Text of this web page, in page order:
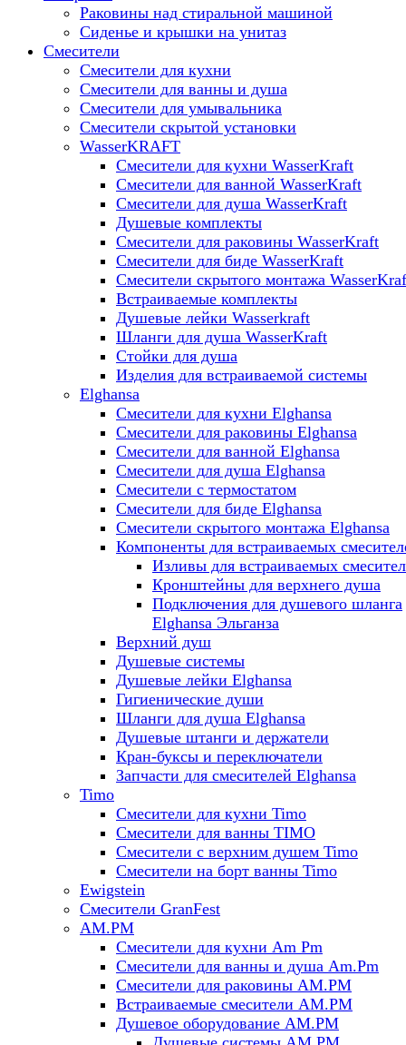
Раковины над стиральной машиной
Сиденье и крышки на унитаз
Смесители
Смесители для кухни
Смесители для ванны и душа
Смесители для умывальника
Смесители скрытой установки
WasserKRAFT
Смесители для кухни WasserKraft
Смесители для ванной WasserKraft
Смесители для душа WasserKraft
Душевые комплекты
Смесители для раковины WasserKraft
Смесители для биде WasserKraft
Смесители скрытого монтажа
Встраиваемые комплекты
Душевые лейки Wasserkraft
Шланги для душа WasserKraft
Стойки для душа
Изделия для встраиваемой системы
Elghansa
Смесители для кухни Elghansa
Смесители для раковины Elghansa
Смесители для ванной Elghansa
Смесители для душа Elghansa
Смесители с термостатом
Смесители для биде Elghansa
Смесители скрытого монтажа Elghansa
Компоненты для встраиваемых
Изливы для встраиваемых
Кронштейны для верхнего душа
Подключения для душевого шланга
Elghansa Эльганза
Верхний душ
Душевые системы
Душевые лейки Elghansa
Гигиенические души
Шланги для душа Elghansa
Душевые штанги и держатели
Кран-буксы и переключатели
Запчасти для смесителей Elghansa
Timo
Смесители для кухни Timo
Смесители для ванны TIMO
Смесители с верхним душем Timo
Смесители на борт ванны Timo
Ewigstein
Смесители GranFest
AM.PM
Смесители для кухни Am Pm
Смесители для ванны и душа Am.Pm
Смесители для раковины AM.PM
Встраиваемые смесители AM.PM
Душевое оборудование AM.PM